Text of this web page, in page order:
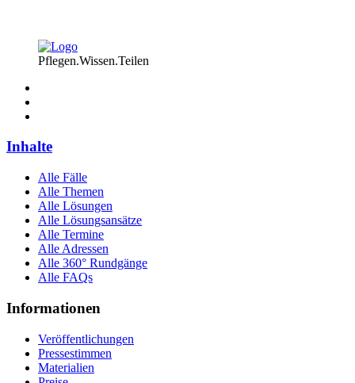
Pflegen.Wissen.Teilen
Inhalte
Alle Fälle
Alle Themen
Alle Lösungen
Alle Lösungsansätze
Alle Termine
Alle Adressen
Alle 360° Rundgänge
Alle FAQs
Informationen
Veröffentlichungen
Pressestimmen
Materialien